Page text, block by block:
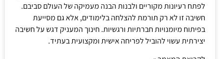
לפתח רעיונות מקוריים ולבנות הבנה מעמיקה של העולם סביבם.
חשיבה זו לא רק תורמת להצלחה בלימודים, אלא גם מסייעת
בפיתוח מיומנויות חברתיות ורגשיות. חינוך המעניק דגש על חשיבה
יצירתית עשוי להוביל לפריחה אישית ומקצועית בעתיד.